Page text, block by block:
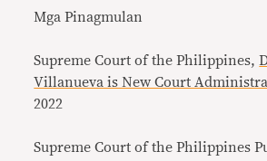
Mga Pinagmulan
Supreme Court of the Philippines,
Villanueva is New Court
2022
Supreme Court of the Philippines